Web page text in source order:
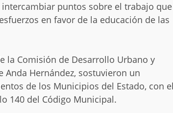
puntos sobre el trabajo que
en favor de la educación de las
la Comisión de Desarrollo Urbano y
Anda Hernández, sostuvieron un
de los Municipios del Estado, con
140 del Código Municipal.